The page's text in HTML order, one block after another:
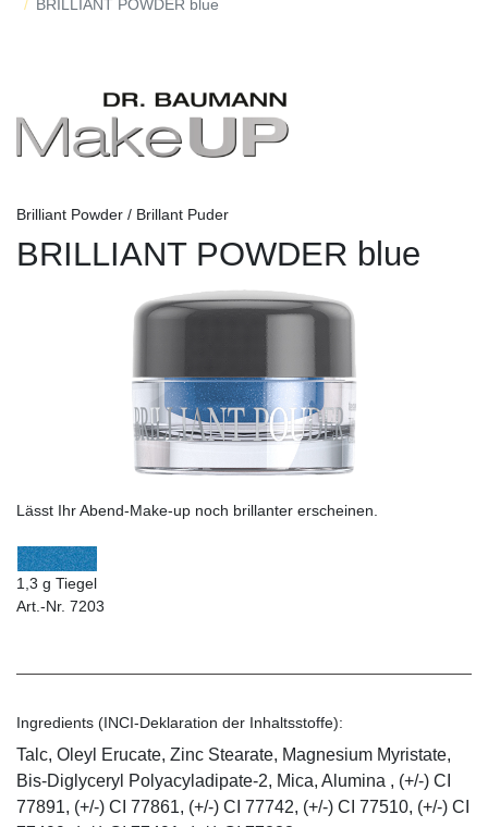
BRILLIANT POWDER blue
Brilliant Powder / Brillant Puder
BRILLIANT POWDER blue
Lässt Ihr Abend-Make-up noch brillanter erscheinen.
1,3 g Tiegel
Art.-Nr. 7203
Ingredients (INCI-Deklaration der Inhaltsstoffe):
Talc, Oleyl Erucate, Zinc Stearate, Magnesium Myristate,
Bis-Diglyceryl Polyacyladipate-2, Mica, Alumina , (+/-) CI
77891, (+/-) CI 77861, (+/-) CI 77742, (+/-) CI 77510, (+/-) CI